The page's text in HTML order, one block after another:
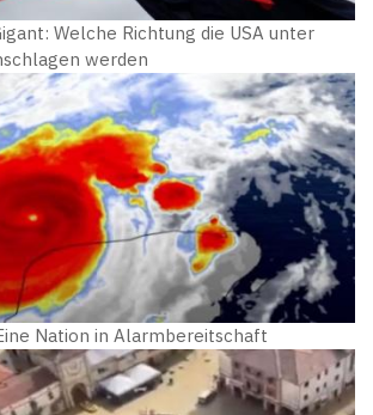
Welche Richtung die USA unter
werden
Nation in Alarmbereitschaft